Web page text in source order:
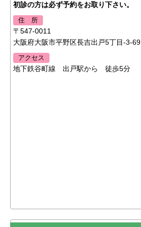
初診の方は必ず予約をお取り下さい。
住 所
〒547-0011
大阪府大阪市平野区長吉出戸5丁目-3-69
アクセス
地下鉄谷町線 出戸駅から 徒歩5分